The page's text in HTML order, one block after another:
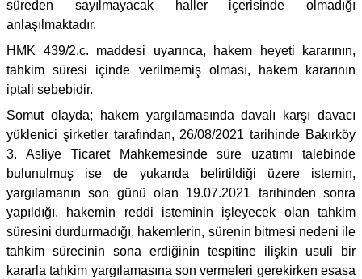
süreden sayılmayacak haller içerisinde olmadığı
anlaşılmaktadır.
HMK 439/2.c. maddesi uyarınca, hakem heyeti kararının,
tahkim süresi içinde verilmemiş olması, hakem kararının
iptali sebebidir.
Somut olayda; hakem yargılamasında davalı karşı davacı
yüklenici şirketler tarafından, 26/08/2021 tarihinde Bakırköy
3. Asliye Ticaret Mahkemesinde süre uzatımı talebinde
bulunulmuş ise de yukarıda belirtildiği üzere istemin,
yargılamanın son günü olan 19.07.2021 tarihinden sonra
yapıldığı, hakemin reddi isteminin işleyecek olan tahkim
süresini durdurmadığı, hakemlerin, sürenin bitmesi nedeni ile
tahkim sürecinin sona erdiğinin tespitine ilişkin usuli bir
kararla tahkim yargılamasına son vermeleri gerekirken esasa